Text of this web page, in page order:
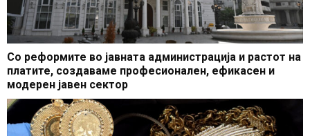
Со реформите во јавната администрација и растот на
платите, создаваме професионален, ефикасен и
модерен јавен сектор